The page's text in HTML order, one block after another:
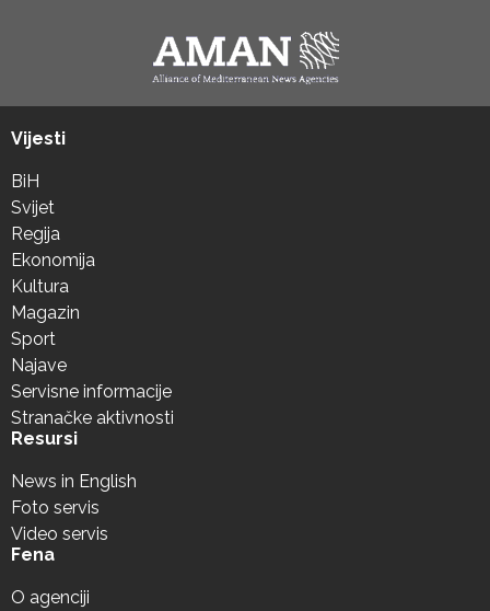
Vijesti
BiH
Svijet
Regija
Ekonomija
Kultura
Magazin
Sport
Najave
Servisne informacije
Stranačke aktivnosti
Resursi
News in English
Foto servis
Video servis
Fena
O agenciji